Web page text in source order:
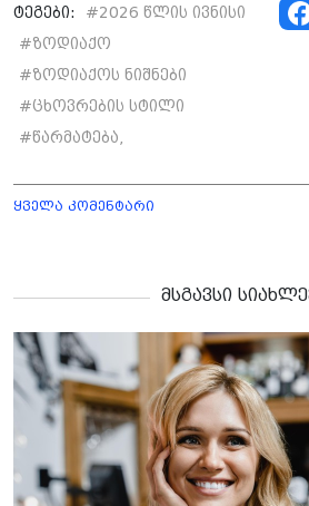
ტეგები: #2026 წლის ივნისი
#ზოდიაქო
#ზოდიაქოს ნიშნები
#ცხოვრების სტილი
#წარმატება,
ყველა კომენტარი
მსგავსი